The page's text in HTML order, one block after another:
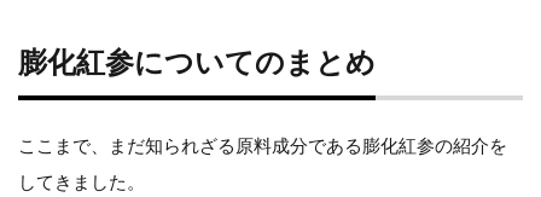
膨化紅参についてのまとめ
ここまで、まだ知られざる原料成分である膨化紅参の紹介を
してきました。